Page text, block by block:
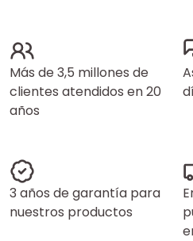
Más de 3,5 millones de
clientes atendidos en 20
años
3 años de garantía para
nuestros productos